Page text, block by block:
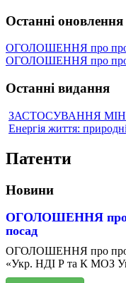
Останні оновлення
ОГОЛОШЕННЯ про
ОГОЛОШЕННЯ про
Останні видання
ЗАСТОСУВАННЯ
Енергія життя:
Патенти
Новини
ОГОЛОШЕННЯ про
посад
ОГОЛОШЕННЯ про
«Укр. НДІ Р та К МОЗ